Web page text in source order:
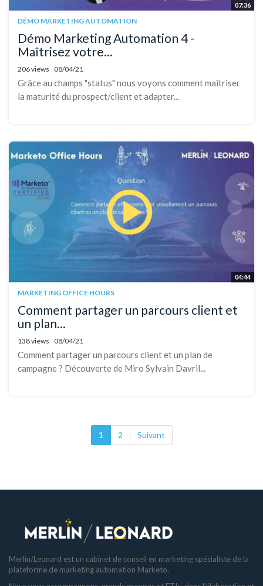
07:36
DÉMO MARKETING AUTOMATION
Démo Marketing Automation 4 -
Maîtrisez votre...
206 views 08/04/21
Grâce au champs "status" nous voyons comment maîtriser
la maturité du prospect/client et adapter...
04:44
MARKETING OFFICE HOURS
Comment partager un parcours client et
un plan...
138 views 08/04/21
Comment partager un parcours client et un plan de
campagne ? Découverte de Miro Sylvain Davril...
1 2 Suivant
Merlin/Leonard est un cabinet de conseil en marketing spécialiste de la
plateforme de marketing automation Marketo.